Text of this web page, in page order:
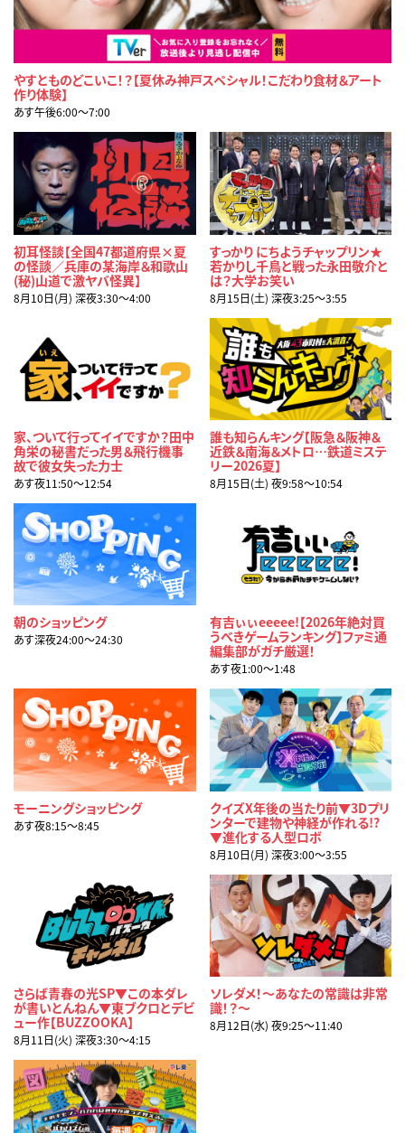
やすとものどこいこ！？【夏休み神戸スペシャル！こだわり食材＆アート
作り体験】
あす午後6:00〜7:00
初耳怪談【全国47都道府県×夏
の怪談／兵庫の某海岸＆和歌山
(秘)山道で激ヤバ怪異】
8月10日(月) 深夜3:30〜4:00
すっかり にちようチャップリン★
若かりし千鳥と戦った永田敬介と
は？大学お笑い
8月15日(土) 深夜3:25〜3:55
家、ついて行ってイイですか？田中
角栄の秘書だった男＆飛行機事
故で彼女失った力士
あす夜11:50〜12:54
誰も知らんキング【阪急＆阪神＆
近鉄＆南海＆メトロ…鉄道ミステ
リー2026夏】
8月15日(土) 夜9:58〜10:54
朝のショッピング
あす深夜24:00〜24:30
有吉ぃぃeeeee!【2026年絶対買
うべきゲームランキング】ファミ通
編集部がガチ厳選！
あす夜1:00〜1:48
モーニングショッピング
あす夜8:15〜8:45
クイズX年後の当たり前▼3Dプリ
ンターで建物や神経が作れる!?
▼進化する人型ロボ
8月10日(月) 深夜3:00〜3:55
さらば青春の光SP▼この本ダレ
が書いとんねん▼東ブクロとデビ
ュー作【BUZZOOKA】
8月11日(火) 深夜3:30〜4:15
ソレダメ！～あなたの常識は非常
識！？～
8月12日(水) 夜9:25〜11:40